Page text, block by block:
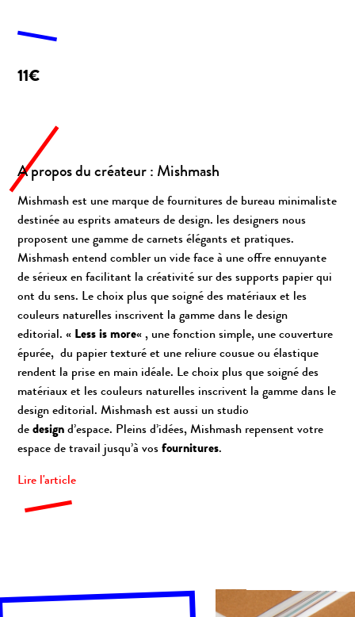
11€
A propos du créateur : Mishmash
Mishmash est une marque de fournitures de bureau minimaliste
destinée au esprits amateurs de design. les designers nous
proposent une gamme de carnets élégants et pratiques.
Mishmash entend combler un vide face à une offre ennuyante
de sérieux en facilitant la créativité sur des supports papier qui
ont du sens. Le choix plus que soigné des matériaux et les
couleurs naturelles inscrivent la gamme dans le design
editorial. « Less is more« , une fonction simple, une couverture
épurée, du papier texturé et une reliure cousue ou élastique
rendent la prise en main idéale. Le choix plus que soigné des
matériaux et les couleurs naturelles inscrivent la gamme dans le
design editorial. Mishmash est aussi un studio
dedesign d’espace. Pleins d’idées, Mishmash repensent votre
espace de travail jusqu’à vosfournitures.
Lire l'article